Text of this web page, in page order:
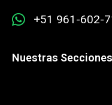
+51 961-602-
Nuestras Secciones